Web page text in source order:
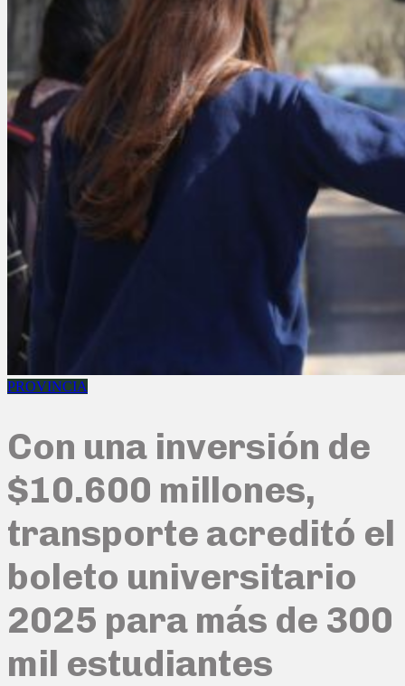
PROVINCIA
Con una inversión de
$10.600 millones,
transporte acreditó el
boleto universitario
2025 para más de 300
mil estudiantes